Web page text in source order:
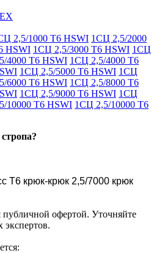
2,5/1000 Т6 HSWI 1СЦ 2,5/2000
HSWI 1СЦ 2,5/3000 Т6 HSWI 1СЦ
4000 Т6 HSWI 1СЦ 2,5/4000 Т6
1СЦ 2,5/5000 Т6 HSWI 1СЦ
6000 Т6 HSWI 1СЦ 2,5/8000 Т6
1СЦ 2,5/9000 Т6 HSWI 1СЦ
10000 Т6 HSWI 1СЦ 2,5/10000 Т6
Т6 крюк-крюк 2,5/7000 крюк
публичной офертой. Уточняйте
экспертов.